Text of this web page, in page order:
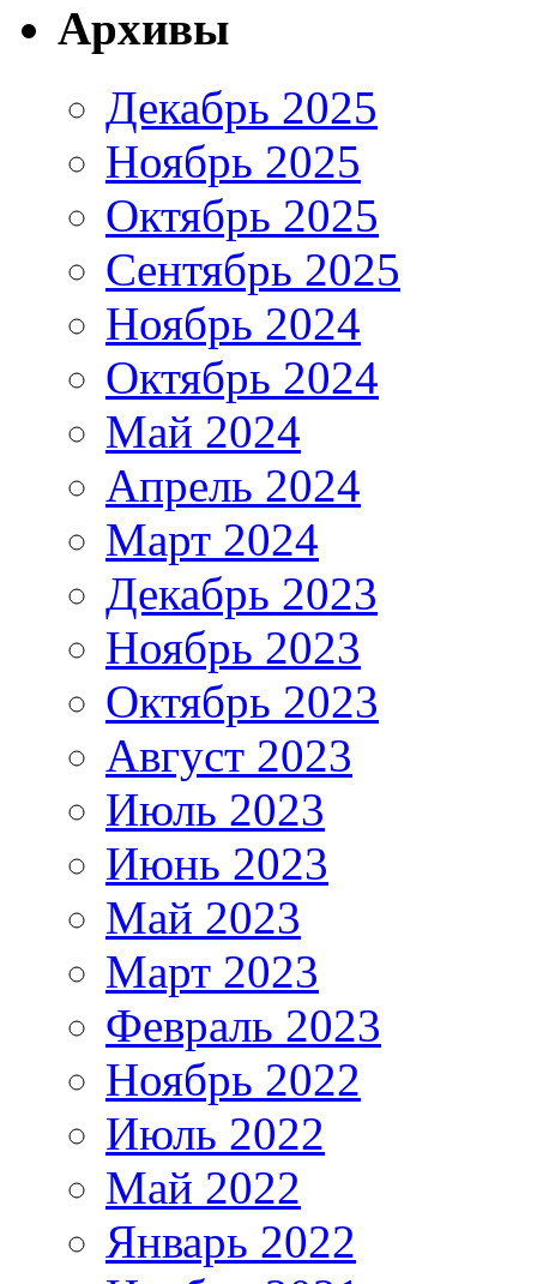
Архивы
Декабрь 2025
Ноябрь 2025
Октябрь 2025
Сентябрь 2025
Ноябрь 2024
Октябрь 2024
Май 2024
Апрель 2024
Март 2024
Декабрь 2023
Ноябрь 2023
Октябрь 2023
Август 2023
Июль 2023
Июнь 2023
Май 2023
Март 2023
Февраль 2023
Ноябрь 2022
Июль 2022
Май 2022
Январь 2022